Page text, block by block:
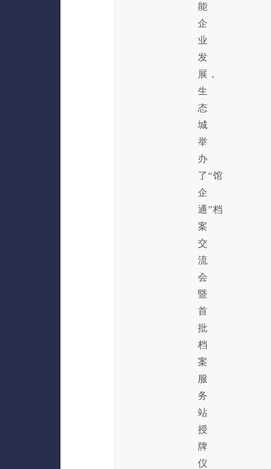
能
企
业
发
展，
生
态
城
举
办
了“馆
企
通”档
案
交
流
会
暨
首
批
档
案
服
务
站
授
牌
仪